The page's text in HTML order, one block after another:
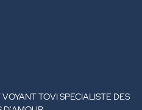
TOVI SPECIALISTE DES